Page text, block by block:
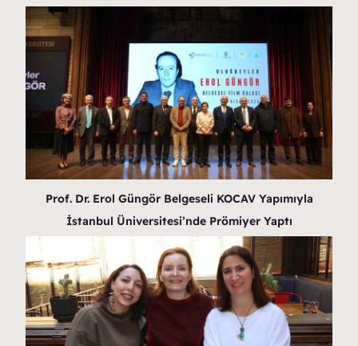
Prof. Dr. Erol Güngör Belgeseli KOCAV Yapımıyla
İstanbul Üniversitesi’nde Prömiyer Yaptı